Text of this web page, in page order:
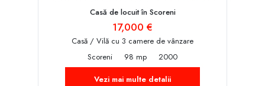
Casă de locuit în Scoreni
17,000 €
Casă / Vilă cu 3 camere de vânzare
Scoreni
98 mp
2000
Vezi mai multe detalii